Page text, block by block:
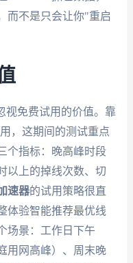
而不是只会让你"重启
视免费试用的价值。靠
，这期间的测试重点
个指标：晚高峰时段
以上的掉线次数、切
速器的试用策略很直
体验智能推荐最优线
场景：工作日下午
用网高峰）、周末晚